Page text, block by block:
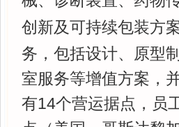
创新及可持续包装方
务，包括设计、原型
室服务等增值方案，
有14个营运据点，员